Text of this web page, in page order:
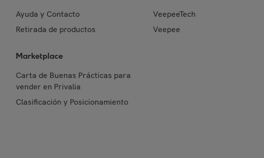
Ayuda y Contacto
Retirada de productos
Marketplace
Carta de Buenas Prácticas para
vender en Privalia
Clasificación y Posicionamiento
VeepeeTech
Veepee